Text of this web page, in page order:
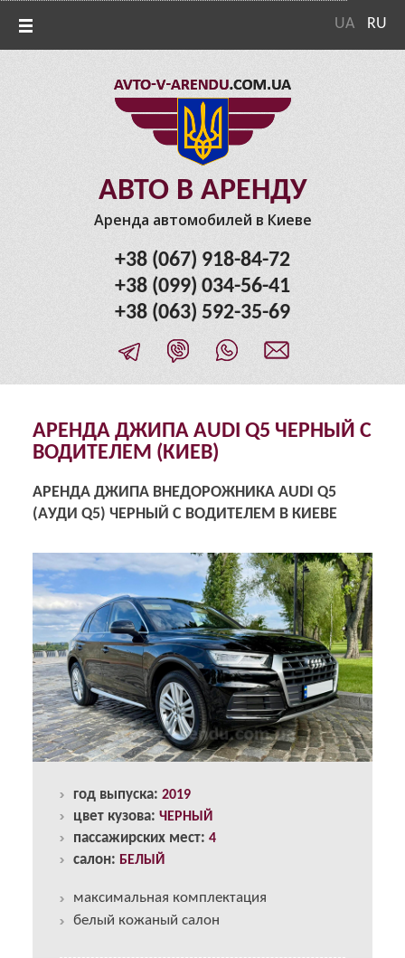
UA RU
АВТО В АРЕНДУ
Аренда автомобилей в Киеве
+38 (067) 918-84-72
+38 (099) 034-56-41
+38 (063) 592-35-69
АРЕНДА ДЖИПА AUDI Q5 ЧЕРНЫЙ С
ВОДИТЕЛЕМ (КИЕВ)
АРЕНДА ДЖИПА ВНЕДОРОЖНИКА AUDI Q5
(AУДИ Q5) ЧЕРНЫЙ С ВОДИТЕЛЕМ В КИЕВЕ
год выпуска:2019
цвет кузова:ЧЕРНЫЙ
пассажирских мест:4
салон: БЕЛЫЙ
максимальная комплектация
белый кожаный салон